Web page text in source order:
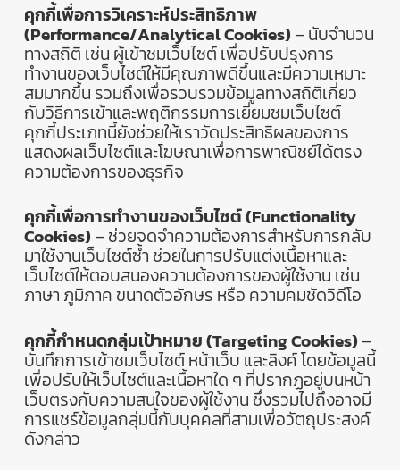
คุกกี้เพื่อการวิเคราะห์ประสิทธิภาพ
(Performance/Analytical Cookies) –นับจำนวน
ทางสถิติ เช่น ผู้เข้าชมเว็บไซต์เพื่อปรับปรุงการ
ทำงานของเว็บไซต์ให้มีคุณภาพดีขึ้นและมีความเหมาะ
สมมากขึ้น รวมถึงเพื่อรวบรวมข้อมูลทางสถิติเกี่ยว
กับวิธีการเข้าและพฤติกรรมการเยี่ยมชมเว็บไซต์
คุกกี้ประเภทนี้ยังช่วยให้เราวัดประสิทธิผลของการ
แสดงผลเว็บไซต์และโฆษณาเพื่อการพาณิชย์ได้ตรง
ความต้องการของธุรกิจ
คุกกี้เพื่อการทำงานของเว็บไซต์(Functionality
Cookies) –ช่วยจดจำความต้องการสำหรับการกลับ
มาใช้งานเว็บไซต์ซ้ำ ช่วยในการปรับแต่งเนื้อหาและ
เว็บไซต์ให้ตอบสนองความต้องการของผู้ใช้งาน เช่น
ภาษา ภูมิภาค ขนาดตัวอักษร หรือ ความคมชัดวิดีโอ
คุกกี้กำหนดกลุ่มเป้าหมาย(Targeting Cookies) –
บันทึกการเข้าชมเว็บไซต์หน้าเว็บ และลิงค์โดยข้อมูลนี้
เพื่อปรับให้เว็บไซต์และเนื้อหาใด ๆ ที่ปรากฏอยู่บนหน้า
เว็บตรงกับความสนใจของผู้ใช้งาน ซึ่งรวมไปถึงอาจมี
การแชร์ข้อมูลกลุ่มนี้กับบุคคลที่สามเพื่อวัตถุประสงค์
ดังกล่าว